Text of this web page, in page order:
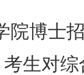
院博士
生对